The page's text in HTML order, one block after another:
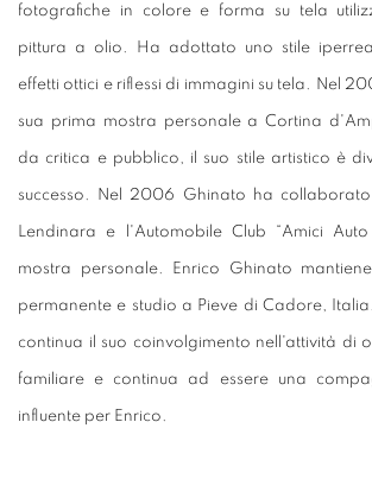
fotografiche in colore e forma su tela
pittura a olio. Ha adottato uno stile
effetti ottici e riflessi di immagini su tela. Nel
sua prima mostra personale a Cortina
da critica e pubblico, il suo stile artistico è
successo. Nel 2006 Ghinato ha
Lendinara e l'Automobile Club “Amici
mostra personale. Enrico Ghinato
permanente e studio a Pieve di Cadore,
continua il suo coinvolgimento nell'attività di
familiare e continua ad essere una
influente per Enrico.